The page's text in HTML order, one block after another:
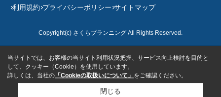
利用規約 プライバシーポリシー サイトマップ
Copyright(c) さくらプランニング All Rights Reserved.
当サイトでは、お客様の当サイト利用状況把握、サービス向上検討を目的と
して、クッキー（Cookie）を使用しています。
詳しくは、当社の 「Cookieの取扱いについて」 をご確認ください。
閉じる